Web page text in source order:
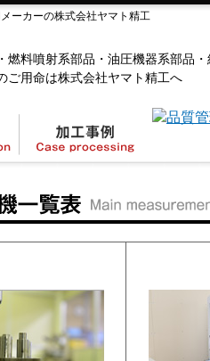
ーカーの株式会社ヤマト精工
燃料噴射系部品・油圧機器系部品・
ご用命は株式会社ヤマト精工へ